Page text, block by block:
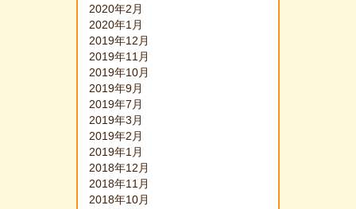
2020年2月
2020年1月
2019年12月
2019年11月
2019年10月
2019年9月
2019年7月
2019年3月
2019年2月
2019年1月
2018年12月
2018年11月
2018年10月